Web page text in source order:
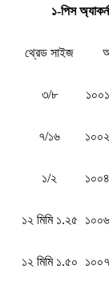
১-পিস অ্যাকর্ন
থ্রেড সাইজ
৩/৮
৭/১৬
১/২
১২ মিমি ১.২৫
১২ মিমি ১.৫০